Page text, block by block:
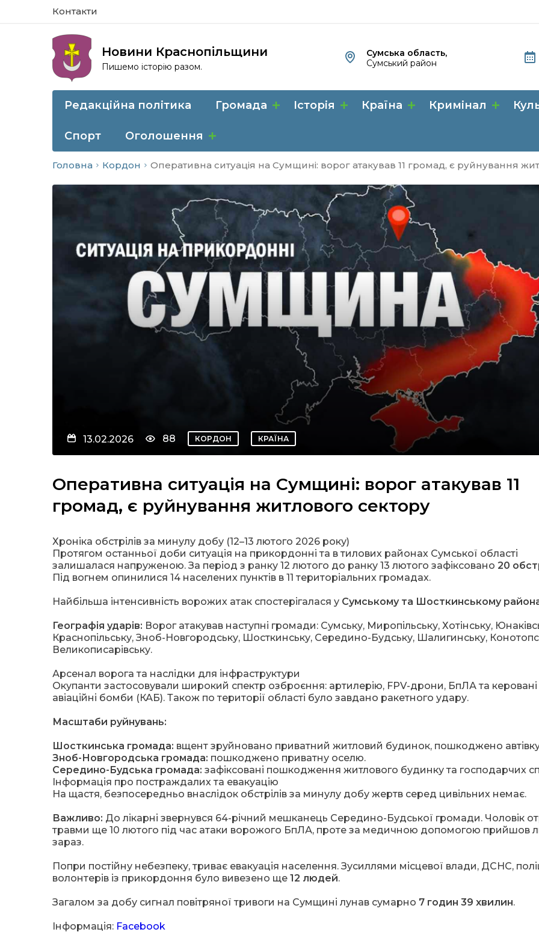
Контакти
Новини Краснопільщини
Пишемо історію разом.
Сумська область,
Сумський район
Редакційна політика Громада Історія Країна Кримінал
Спорт Оголошення
Головна Кордон Оперативна ситуація на Сумщині: ворог атакував 11 громад, є руйнування
13.02.2026 88 КОРДОН КРАЇНА
Оперативна ситуація на Сумщині: ворог атакував 11
громад, є руйнування житлового сектору
Хроніка обстрілів за минулу добу (12–13 лютого 2026 року)
Протягом останньої доби ситуація на прикордонні та в тилових районах Сумської області
залишалася напруженою. За період з ранку 12 лютого до ранку 13 лютого зафіксовано 20
Під вогнем опинилися 14 населених пунктів в 11 територіальних громадах.
Найбільша інтенсивність ворожих атак спостерігалася у Сумському та Шосткинському
Географія ударів: Ворог атакував наступні громади: Сумську, Миропільську, Хотінську,
Краснопільську, Зноб-Новгородську, Шосткинську, Середино-Будську, Шалигинську,
Великописарівську.
Арсенал ворога та наслідки для інфраструктури
Окупанти застосовували широкий спектр озброєння: артилерію, FPV-дрони, БпЛА та керовані
авіаційні бомби (КАБ). Також по території області було завдано ракетного удару.
Масштаби руйнувань:
Шосткинська громада: вщент зруйновано приватний житловий будинок, пошкоджено
Зноб-Новгородська громада: пошкоджено приватну оселю.
Середино-Будська громада: зафіксовані пошкодження житлового будинку та господарчих
Інформація про постраждалих та евакуацію
На щастя, безпосередньо внаслідок обстрілів за минулу добу жертв серед цивільних немає.
Важливо: До лікарні звернувся 64-річний мешканець Середино-Будської громади. Чоловік
травми ще 10 лютого під час атаки ворожого БпЛА, проте за медичною допомогою прийшов
зараз.
Попри постійну небезпеку, триває евакуація населення. Зусиллями місцевої влади, ДСНС,
волонтерів із прикордоння було вивезено ще 12 людей.
Загалом за добу сигнал повітряної тривоги на Сумщині лунав сумарно 7 годин 39 хвилин.
Інформація: Facebook